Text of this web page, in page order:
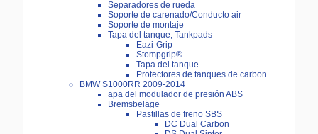
Separadores de rueda
Soporte de carenado/Conducto air
Soporte de montaje
Tapa del tanque, Tankpads
Eazi-Grip
Stompgrip®
Tapa del tanque
Protectores de tanques de carbon
BMW S1000RR 2009-2014
apa del modulador de presión ABS
Bremsbeläge
Pastillas de freno SBS
DC Dual Carbon